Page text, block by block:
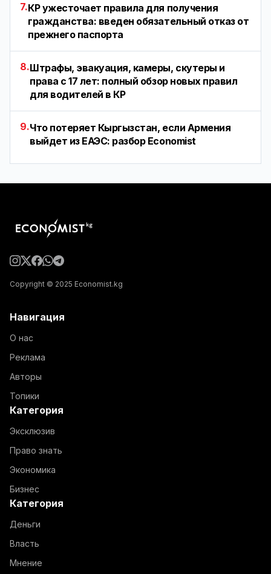
7.КР ужесточает правила для получения
гражданства: введен обязательный отказ от
прежнего паспорта
8.Штрафы, эвакуация, камеры, скутеры и
права с 17 лет: полный обзор новых правил
для водителей в КР
9.Что потеряет Кыргызстан, если Армения
выйдет из ЕАЭС: разбор Economist
Copyright © 2025 Economist.kg
Навигация
О нас
Реклама
Авторы
Топики
Категория
Эксклюзив
Право знать
Экономика
Бизнес
Категория
Деньги
Власть
Мнение